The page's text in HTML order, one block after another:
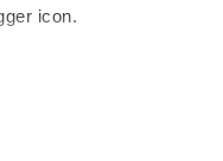
icon.